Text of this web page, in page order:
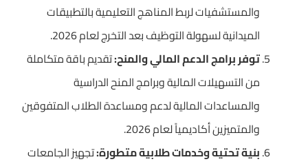
والمستشفيات لربط المناهج التعليمية بالتطبيقات
الميدانية لسهولة التوظيف بعد التخرج لعام 2026.
توفر برامج الدعم المالي والمنح:تقديم باقة متكاملة
من التسهيلات المالية وبرامج المنح الدراسية
والمساعدات المالية لدعم ومساعدة الطلاب المتفوقين
والمتميزين أكاديمياً لعام 2026.
بنية تحتية وخدمات طلابية متطورة:تجهيز الجامعات